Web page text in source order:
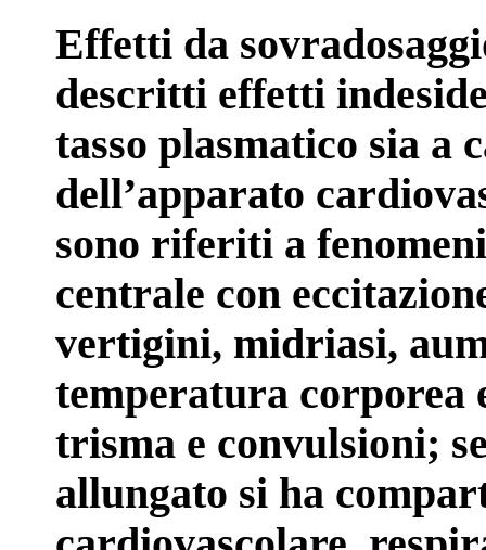
Effetti da
descritti effetti
tasso plasmatico sia a
dell’apparato
sono riferiti a
centrale con
vertigini, midriasi,
temperatura corporea
trisma e convulsioni;
allungato si ha